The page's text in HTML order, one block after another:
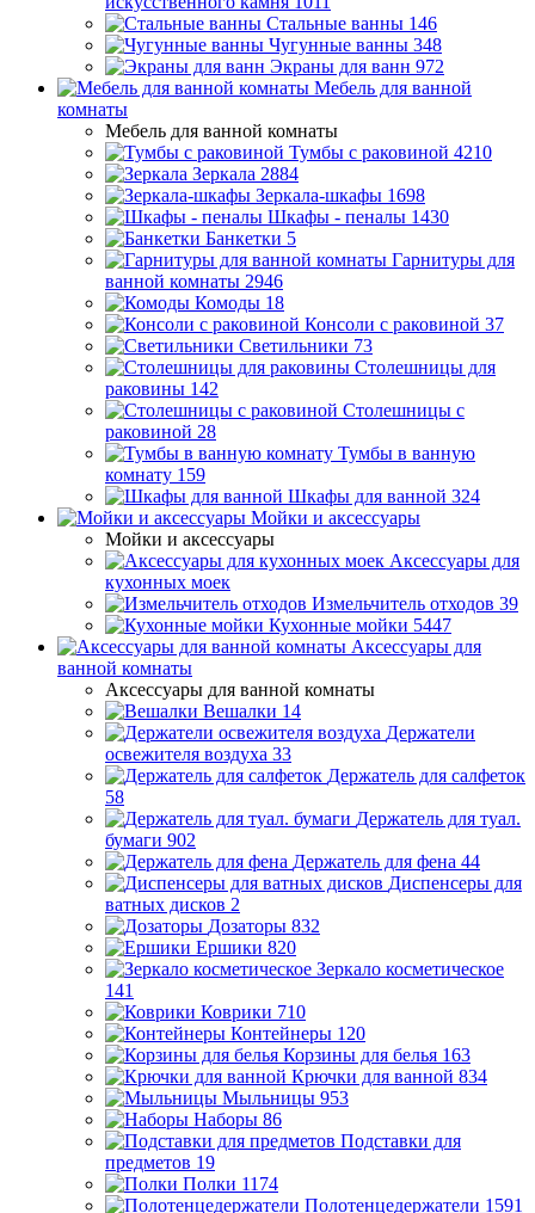
Стальные ванны 146
Чугунные ванны 348
Экраны для ванн 972
Мебель для ванной
комнаты
Мебель для ванной комнаты
Тумбы с раковиной 4210
Зеркала 2884
Зеркала-шкафы 1698
Шкафы - пеналы 1430
Банкетки 5
Гарнитуры для
ванной комнаты 2946
Комоды 18
Консоли с раковиной 37
Светильники 73
Столешницы для
раковины 142
Столешницы с
раковиной 28
Тумбы в ванную
комнату 159
Шкафы для ванной 324
Мойки и аксессуары
Мойки и аксессуары
Аксессуары для
кухонных моек
Измельчитель отходов 39
Кухонные мойки 5447
Аксессуары для
ванной комнаты
Аксессуары для ванной комнаты
Вешалки 14
Держатели
освежителя воздуха 33
Держатель для салфеток
58
Держатель для туал.
бумаги 902
Держатель для фена 44
Диспенсеры для
ватных дисков 2
Дозаторы 832
Ершики 820
Зеркало косметическое
141
Коврики 710
Контейнеры 120
Корзины для белья 163
Крючки для ванной 834
Мыльницы 953
Наборы 86
Подставки для
предметов 19
Полки 1174
Полотенцедержатели 1591